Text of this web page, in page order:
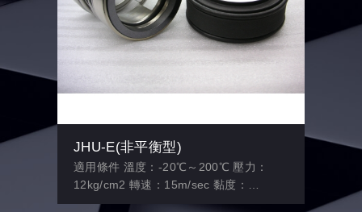
JHU-E(非平衡型)
適用條件 溫度：-20℃～200℃ 壓力：
12kg/cm2 轉速：15m/sec 黏度：
300,000cps 固形物含量（％）：7.0%以